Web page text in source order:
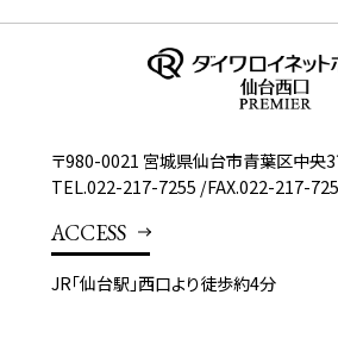
〒980-0021 宮城県仙台市青葉区中央
TEL.022-217-7255 /FAX.022-217-
ACCESS
JR「仙台駅」西口より徒歩約4分